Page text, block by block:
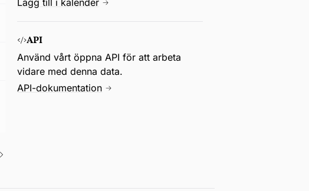
Lägg till i kalender
API
Använd vårt öppna API för att arbeta
vidare med denna data.
API-dokumentation